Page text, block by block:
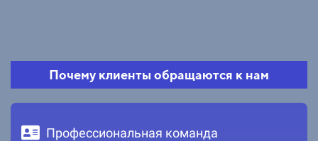
Почему клиенты обращаются к нам
Профессиональная команда